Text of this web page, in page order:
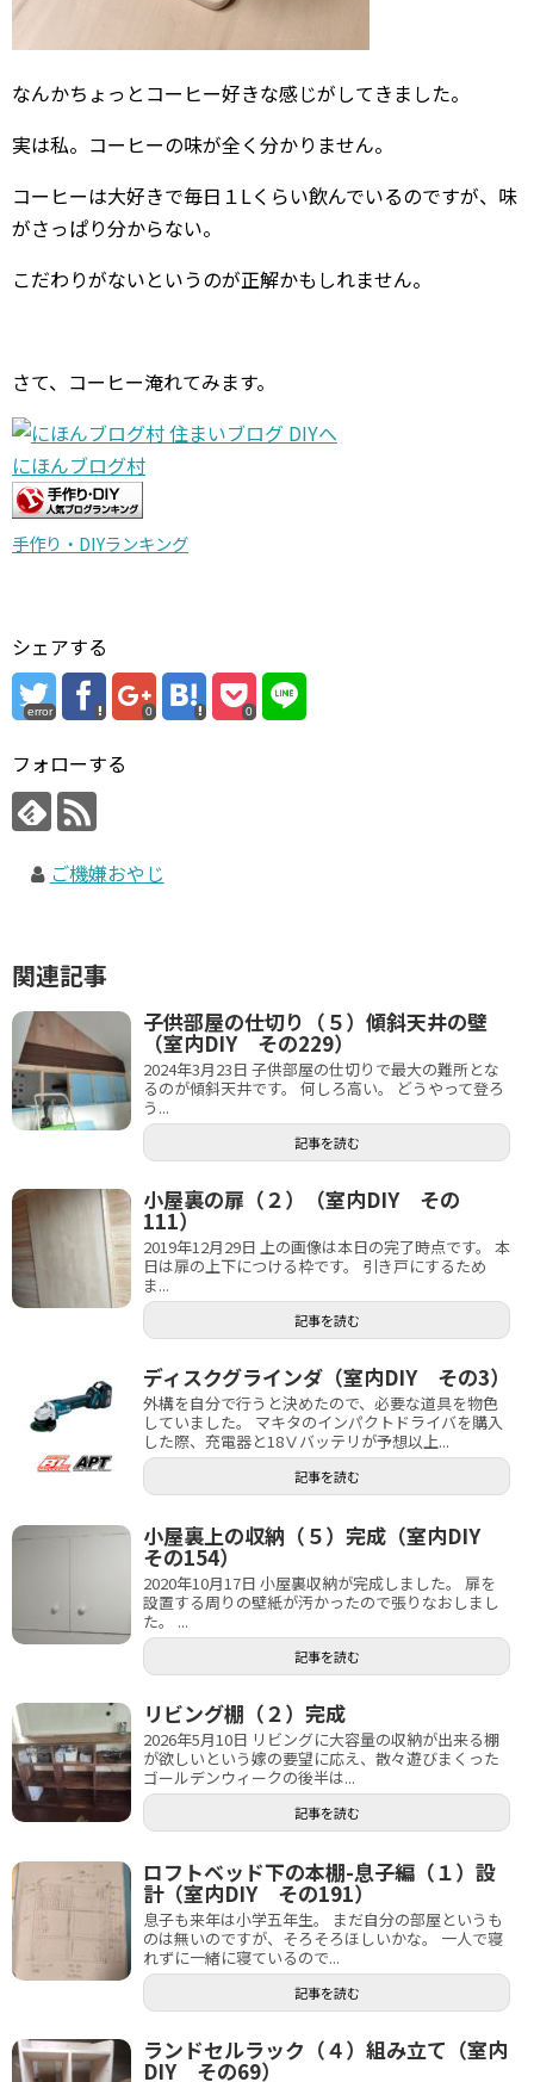
なんかちょっとコーヒー好きな感じがしてきました。
実は私。コーヒーの味が全く分かりません。
コーヒーは大好きで毎日１Lくらい飲んでいるのですが、味
がさっぱり分からない。
こだわりがないというのが正解かもしれません。
さて、コーヒー淹れてみます。
にほんブログ村
手作り・DIYランキング
シェアする
error 0 0
フォローする
ご機嫌おやじ
関連記事
子供部屋の仕切り（５）傾斜天井の壁
（室内DIY その229）
2024年3月23日 子供部屋の仕切りで最大の難所とな
るのが傾斜天井です。 何しろ高い。 どうやって登ろ
う...
記事を読む
小屋裏の扉（２）（室内DIY その
111）
2019年12月29日 上の画像は本日の完了時点です。 本
日は扉の上下につける枠です。 引き戸にするため
ま...
記事を読む
ディスクグラインダ（室内DIY その3）
外構を自分で行うと決めたので、必要な道具を物色
していました。 マキタのインパクトドライバを購入
した際、充電器と18Ⅴバッテリが予想以上...
記事を読む
小屋裏上の収納（５）完成（室内DIY
その154）
2020年10月17日 小屋裏収納が完成しました。 扉を
設置する周りの壁紙が汚かったので張りなおしまし
た。 ...
記事を読む
リビング棚（２）完成
2026年5月10日 リビングに大容量の収納が出来る棚
が欲しいという嫁の要望に応え、散々遊びまくった
ゴールデンウィークの後半は...
記事を読む
ロフトベッド下の本棚-息子編（１）設
計（室内DIY その191）
息子も来年は小学五年生。 まだ自分の部屋というも
のは無いのですが、そろそろほしいかな。 一人で寝
れずに一緒に寝ているので...
記事を読む
ランドセルラック（４）組み立て（室内
DIY その69）